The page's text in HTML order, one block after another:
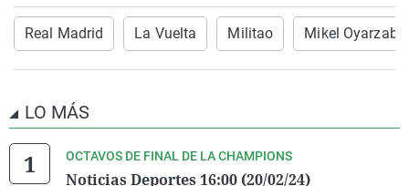
Real Madrid La Vuelta Militao Mikel
LO MÁS
OCTAVOS DE FINAL DE LA CHAMPIONS
Noticias Deportes 16:00 (20/02/24)